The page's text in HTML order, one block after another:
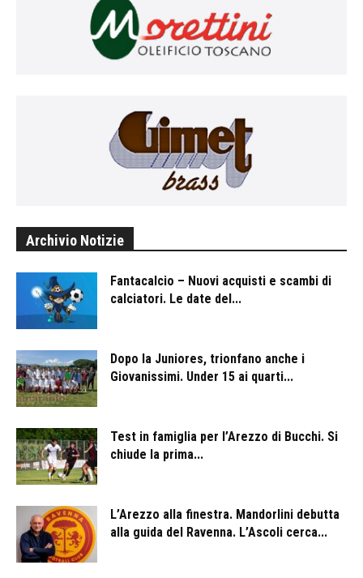
Archivio Notizie
Fantacalcio – Nuovi acquisti e scambi di
calciatori. Le date del...
Dopo la Juniores, trionfano anche i
Giovanissimi. Under 15 ai quarti...
Test in famiglia per l’Arezzo di Bucchi. Si
chiude la prima...
L’Arezzo alla finestra. Mandorlini debutta
alla guida del Ravenna. L’Ascoli cerca...